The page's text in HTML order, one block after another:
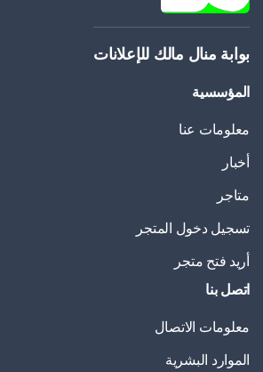
بوابة منال مالك للإعلانات
المؤسسية
معلومات عنا
أخبار
متاجر
تسجيل دخول المتجر
أريد فتح متجر
اتصل بنا
معلومات الاتصال
الموارد البشرية